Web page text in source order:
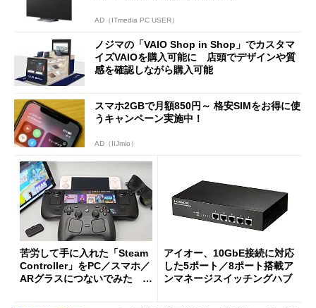
AD（ITmedia PC USER）
ノジマの「VAIO Shop in Shop」でカスタマ
イズVAIOを購入可能に 店頭でデザインや質
感を確認しながら購入可能
スマホ2GBで月額850円～ 格安SIMをお得に使
うキャンペーン実施中！
AD（IIJmio）
苦労して手に入れた「Steam
Controller」をPC／スマホ／
ARグラスにつないでみた ゲ
アイオー、10GbE接続に対応
した5ポート／8ポート搭載ア
ンマネージスイッチングハブ